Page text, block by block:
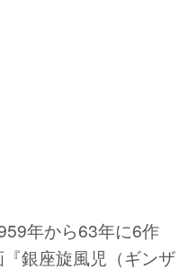
年から63年に6作
銀座旋風児（ギンザ